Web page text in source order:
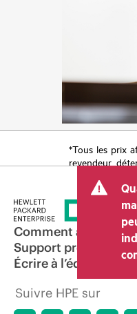
*Tous les prix
revendeur
tels que la
et les frais
transaction
peut varier
revendeurs et
Les prix
offres
temps. HPE
les prix à tout
raisons,
Comment acheter
Support produit
Écrire à l’équipe
Suivre HPE sur